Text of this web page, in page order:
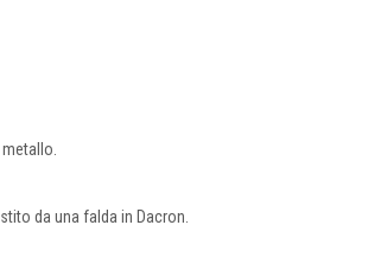
da una falda in Dacron.